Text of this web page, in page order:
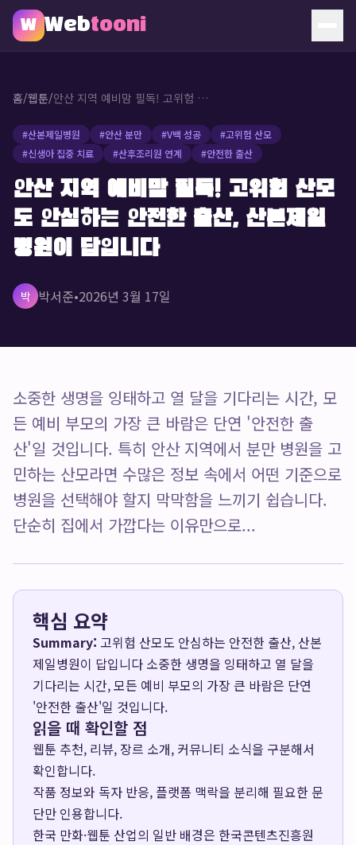
W Webtooni
소개
문의
🔥 인기 웹툰
홈/웹툰/ 안산 지역 예비맘 필독! 고위험 산모도 안심하는 안전한 출산, 산본제일병원이 답입니다
#산본제일병원 #안산 분만 #V백 성공 #고위험 산모
#신생아 집중 치료 #산후조리원 연계 #안전한 출산
안산 지역 예비맘 필독! 고위험 산모
도 안심하는 안전한 출산, 산본제일
병원이 답입니다
박 박서준•2026년 3월 17일
소중한 생명을 잉태하고 열 달을 기다리는 시간, 모
든 예비 부모의 가장 큰 바람은 단연 '안전한 출
산'일 것입니다. 특히 안산 지역에서 분만 병원을 고
민하는 산모라면 수많은 정보 속에서 어떤 기준으로
병원을 선택해야 할지 막막함을 느끼기 쉽습니다.
단순히 집에서 가깝다는 이유만으로...
핵심 요약
Summary: 고위험 산모도 안심하는 안전한 출산, 산본
제일병원이 답입니다 소중한 생명을 잉태하고 열 달을
기다리는 시간, 모든 예비 부모의 가장 큰 바람은 단연
'안전한 출산'일 것입니다.
읽을 때 확인할 점
웹툰 추천, 리뷰, 장르 소개, 커뮤니티 소식을 구분해서
확인합니다.
작품 정보와 독자 반응, 플랫폼 맥락을 분리해 필요한 문
단만 인용합니다.
한국 만화·웹툰 산업의 일반 배경은 한국콘텐츠진흥원